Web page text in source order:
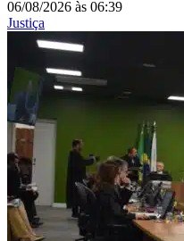
06/08/2026 às 06:39
Justiça